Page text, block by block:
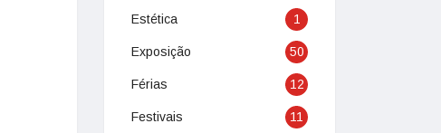
Estética 1
Exposição 50
Férias 12
Festivais 11